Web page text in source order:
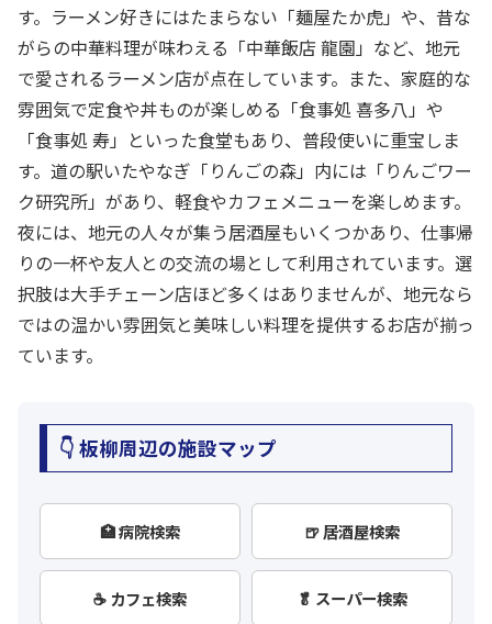
す。ラーメン好きにはたまらない「麺屋たか虎」や、昔な
がらの中華料理が味わえる「中華飯店 龍園」など、地元
で愛されるラーメン店が点在しています。また、家庭的な
雰囲気で定食や丼ものが楽しめる「食事処 喜多八」や
「食事処 寿」といった食堂もあり、普段使いに重宝しま
す。道の駅いたやなぎ「りんごの森」内には「りんごワー
ク研究所」があり、軽食やカフェメニューを楽しめます。
夜には、地元の人々が集う居酒屋もいくつかあり、仕事帰
りの一杯や友人との交流の場として利用されています。選
択肢は大手チェーン店ほど多くはありませんが、地元なら
ではの温かい雰囲気と美味しい料理を提供するお店が揃っ
ています。
👇 板柳周辺の施設マップ
🏥 病院検索 🍺 居酒屋検索
☕ カフェ検索 🥬 スーパー検索